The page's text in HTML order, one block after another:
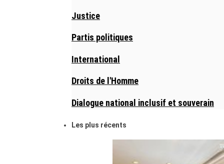
Justice
Partis politiques
International
Droits de l'Homme
Dialogue national inclusif et souverain
Les plus récents